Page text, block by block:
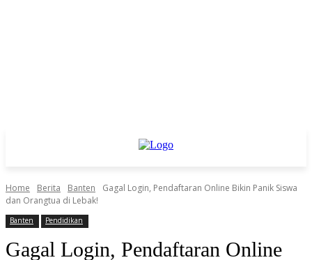
Home Berita Banten
Gagal Login, Pendaftaran Online Bikin Panik Siswa
dan Orangtua di Lebak!
Banten Pendidikan
Gagal Login, Pendaftaran Online